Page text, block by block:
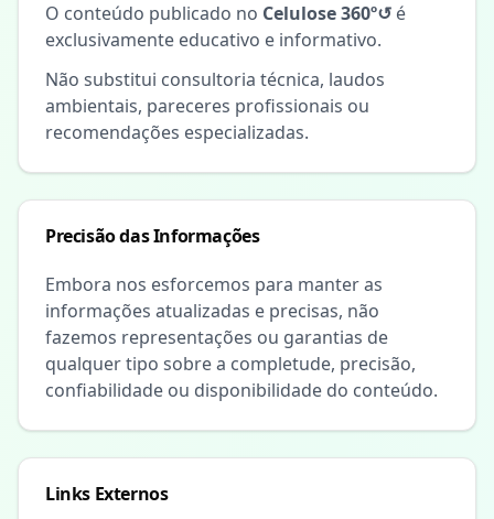
O conteúdo publicado no Celulose 360º↺ é
exclusivamente educativo e informativo.
Não substitui consultoria técnica, laudos
ambientais, pareceres profissionais ou
recomendações especializadas.
Precisão das Informações
Embora nos esforcemos para manter as
informações atualizadas e precisas, não
fazemos representações ou garantias de
qualquer tipo sobre a completude, precisão,
confiabilidade ou disponibilidade do conteúdo.
Links Externos